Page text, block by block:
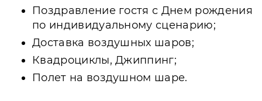
Поздравление гостя с Днем рождения
по индивидуальному сценарию;
Доставка воздушных шаров;
Квадроциклы, Джиппинг;
Полет на воздушном шаре.